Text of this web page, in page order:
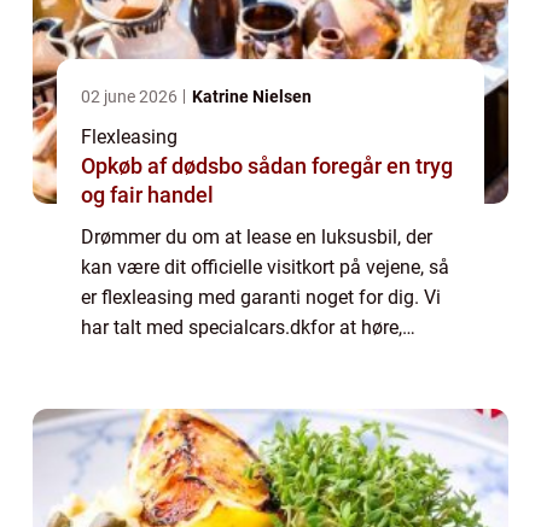
02 june 2026 Katrine Nielsen
Flexleasing
Opkøb af dødsbo sådan foregår en tryg
og fair handel
Drømmer du om at lease en luksusbil, der
kan være dit officielle visitkort på vejene, så
er flexleasing med garanti noget for dig. Vi
har talt med specialcars.dkfor at høre,